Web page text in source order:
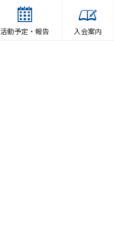
活動予定・報告 入会案内